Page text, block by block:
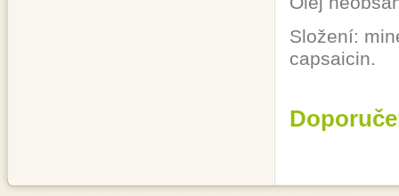
Složení:
capsaicin.